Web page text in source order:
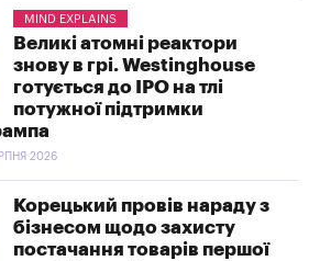
MIND EXPLAINS
Великі атомні реактори
знову в грі. Westinghouse
готується до IPO на тлі
потужної підтримки
2026
Корецький провів нараду з
бізнесом щодо захисту
постачання товарів першої